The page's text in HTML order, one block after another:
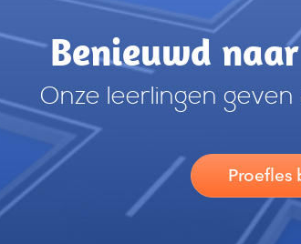
Benieuwd
Onze leerlingen
Proefles